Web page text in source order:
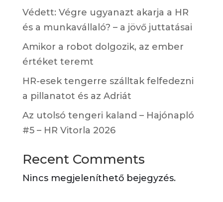
Védett: Végre ugyanazt akarja a HR
és a munkavállaló? – a jövő juttatásai
Amikor a robot dolgozik, az ember
értéket teremt
HR-esek tengerre szálltak felfedezni
a pillanatot és az Adriát
Az utolsó tengeri kaland – Hajónapló
#5 – HR Vitorla 2026
Recent Comments
Nincs megjeleníthető bejegyzés.